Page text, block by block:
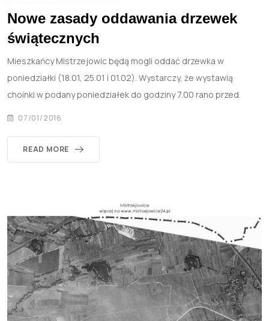
Nowe zasady oddawania drzewek
świątecznych
Mieszkańcy Mistrzejowic będą mogli oddać drzewka w
poniedziałki (18.01, 25.01 i 01.02). Wystarczy, że wystawią
choinki w podany poniedziałek do godziny 7.00 rano przed.
07/01/2016
READ MORE